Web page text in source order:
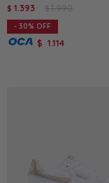
$ 1.393 $ 1.990
30
$ 1.114